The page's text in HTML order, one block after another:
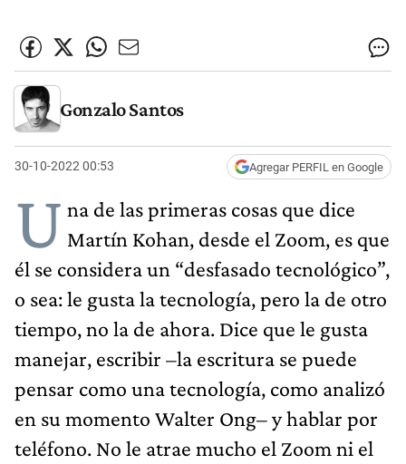
Gonzalo Santos
30-10-2022 00:53 Agregar PERFIL en Google
U na de las primeras cosas que dice
Martín Kohan, desde el Zoom, es que
él se considera un “desfasado tecnológico”,
o sea: le gusta la tecnología, pero la de otro
tiempo, no la de ahora. Dice que le gusta
manejar, escribir –la escritura se puede
pensar como una tecnología, como analizó
en su momento Walter Ong– y hablar por
teléfono. No le atrae mucho el Zoom ni el